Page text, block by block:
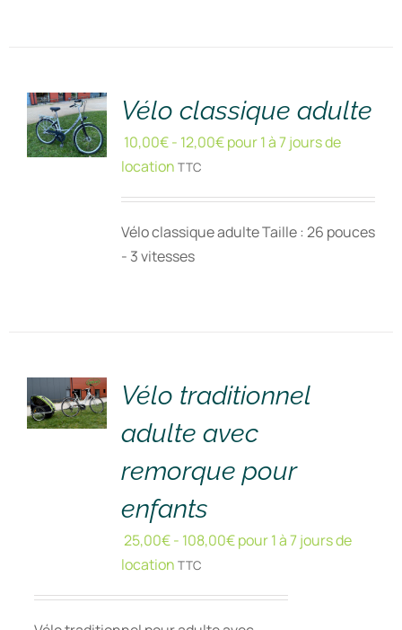
Vélo classique adulte
10,00€- 12,00€pour 1 à 7 jours de
location TTC
Vélo classique adulte Taille : 26 pouces
- 3 vitesses
DÉTAILS
Vélo traditionnel
adulte avec
remorque pour
enfants
25,00€- 108,00€pour 1 à 7 jours de
location TTC